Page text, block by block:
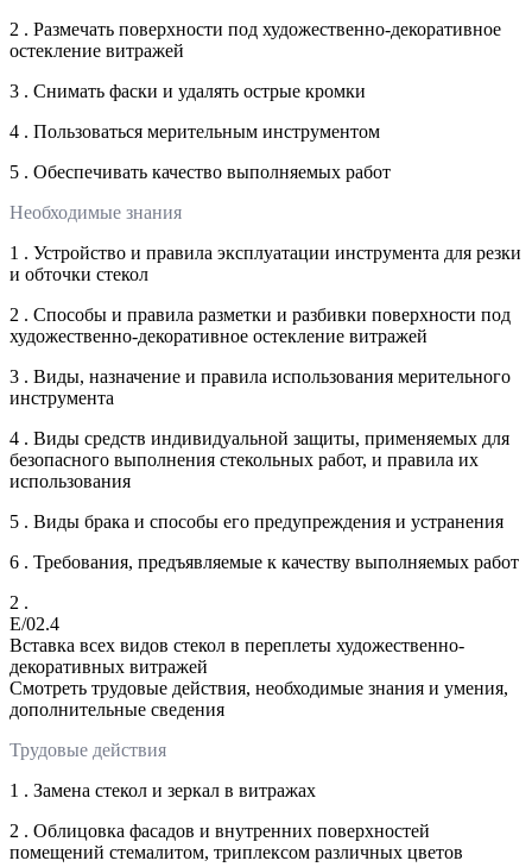
2 . Размечать поверхности под художественно-декоративное
остекление витражей
3 . Снимать фаски и удалять острые кромки
4 . Пользоваться мерительным инструментом
5 . Обеспечивать качество выполняемых работ
Необходимые знания
1 . Устройство и правила эксплуатации инструмента для резки
и обточки стекол
2 . Способы и правила разметки и разбивки поверхности под
художественно-декоративное остекление витражей
3 . Виды, назначение и правила использования мерительного
инструмента
4 . Виды средств индивидуальной защиты, применяемых для
безопасного выполнения стекольных работ, и правила их
использования
5 . Виды брака и способы его предупреждения и устранения
6 . Требования, предъявляемые к качеству выполняемых работ
2 .
E/02.4
Вставка всех видов стекол в переплеты художественно-
декоративных витражей
Смотреть трудовые действия, необходимые знания и умения,
дополнительные сведения
Трудовые действия
1 . Замена стекол и зеркал в витражах
2 . Облицовка фасадов и внутренних поверхностей
помещений стемалитом, триплексом различных цветов